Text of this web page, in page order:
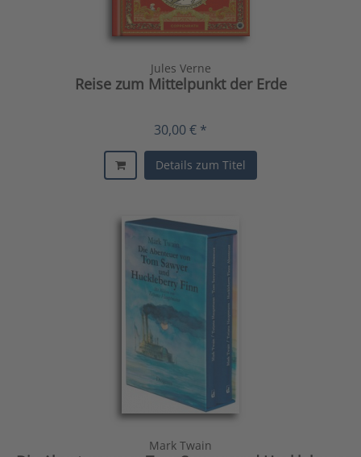
Jules Verne
Reise zum Mittelpunkt der Erde
30,00 € *
Details zum Titel
Mark Twain